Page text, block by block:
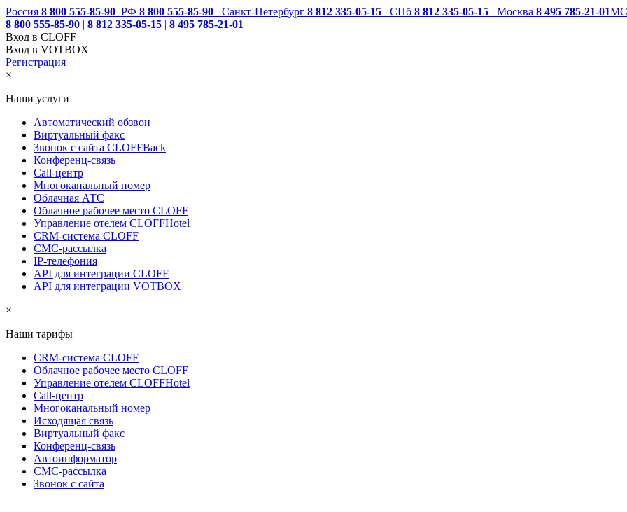
Россия 8 800 555-85-90 РФ 8 800 555-85-90 Санкт-Петербург 8 812 335-05-15 СПб 8 812 335-05-15 Москва 8 495 785-21-01
8 800 555-85-90 | 8 812 335-05-15 | 8 495 785-21-01
Вход в CLOFF
Вход в VOTBOX
Регистрация
×
Наши услуги
Автоматический обзвон
Виртуальный факс
Звонок с сайта CLOFFBack
Конференц-связь
Call-центр
Многоканальный номер
Облачная АТС
Облачное рабочее место CLOFF
Управление отелем CLOFFHotel
CRM-система CLOFF
СМС-рассылка
IP-телефония
API для интеграции CLOFF
API для интеграции VOTBOX
×
Наши тарифы
CRM-система CLOFF
Облачное рабочее место CLOFF
Управление отелем CLOFFHotel
Call-центр
Многоканальный номер
Исходящая связь
Виртуальный факс
Конференц-связь
Автоинформатор
СМС-рассылка
Звонок с сайта